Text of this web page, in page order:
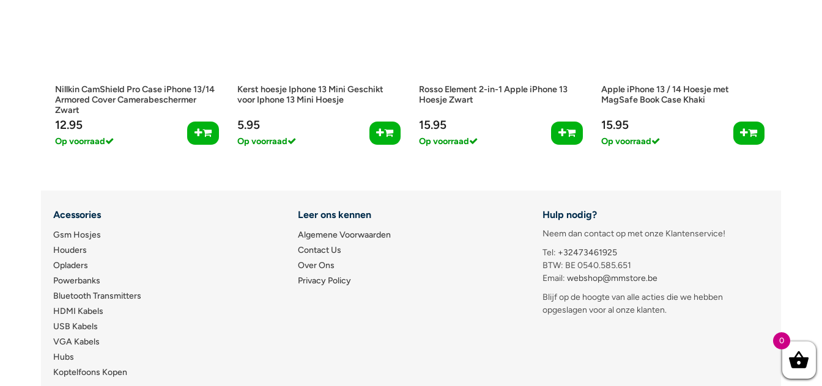
Nillkin CamShield Pro Case iPhone 13/14
Armored Cover Camerabeschermer
Zwart
12.95
Op voorraad
Kerst hoesje Iphone 13 Mini Geschikt
voor Iphone 13 Mini Hoesje
5.95
Op voorraad
Rosso Element 2-in-1 Apple iPhone 13
Hoesje Zwart
15.95
Op voorraad
Apple iPhone 13 / 14 Hoesje met
MagSafe Book Case Khaki
15.95
Op voorraad
Acessories
Gsm Hosjes
Houders
Opladers
Powerbanks
Bluetooth Transmitters
HDMI Kabels
USB Kabels
VGA Kabels
Hubs
Koptelfoons Kopen
Leer ons kennen
Algemene Voorwaarden
Contact Us
Over Ons
Privacy Policy
Hulp nodig?
Neem dan contact op met onze Klantenservice!
Tel: +32473461925
BTW: BE 0540.585.651
Email: webshop@mmstore.be
Blijf op de hoogte van alle acties die we hebben
opgeslagen voor al onze klanten.
0